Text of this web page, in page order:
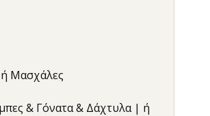
Μασχάλες
& Γόνατα & Δάχτυλα | ή